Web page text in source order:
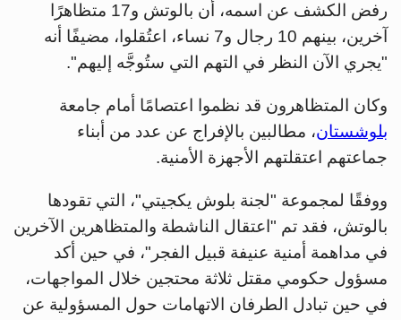
رفض الكشف عن اسمه، أن بالوتش و17 متظاهرًا
آخرين، بينهم 10 رجال و7 نساء، اعتُقلوا، مضيفًا أنه
"يجري الآن النظر في التهم التي ستُوجَّه إليهم".
وكان المتظاهرون قد نظموا اعتصامًا أمام جامعة
بلوشستان، مطالبين بالإفراج عن عدد من أبناء
جماعتهم اعتقلتهم الأجهزة الأمنية.
ووفقًا لمجموعة "لجنة بلوش يكجيتي"، التي تقودها
بالوتش، فقد تم "اعتقال الناشطة والمتظاهرين الآخرين
في مداهمة أمنية عنيفة قبيل الفجر"، في حين أكد
مسؤول حكومي مقتل ثلاثة محتجين خلال المواجهات،
في حين تبادل الطرفان الاتهامات حول المسؤولية عن